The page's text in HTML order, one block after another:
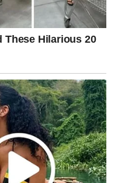
čišćenja. Tvoj anđeo
poglavlje koje te je
– slabost je držati
znaš odgovor.
zaboravi lekcije.
dolazi tek kada